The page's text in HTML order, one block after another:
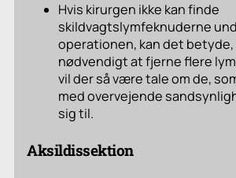
Hvis kirurgen ikke kan finde
skildvagtslymfeknuderne
operationen, kan det
nødvendigt at fjerne flere
vil der så være tale om de,
med overvejende
sig til.
Aksildissektion